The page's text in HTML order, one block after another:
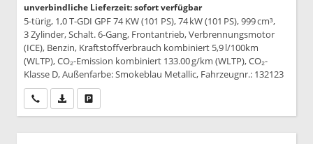
unverbindliche Lieferzeit: sofort verfügbar
5-türig, 1,0 T-GDI GPF 74 KW (101 PS), 74 kW (101 PS), 999 cm³,
3 Zylinder, Schalt. 6-Gang, Frontantrieb, Verbrennungsmotor
(ICE), Benzin, Kraftstoffverbrauch kombiniert 5,9 l/100km
(WLTP), CO₂-Emission kombiniert 133.00 g/km (WLTP), CO₂-
Klasse D, Außenfarbe: Smokeblau Metallic, Fahrzeugnr.: 132123
Wir rufen Sie anPDF-Datei, Fahrzeugexposé drucken